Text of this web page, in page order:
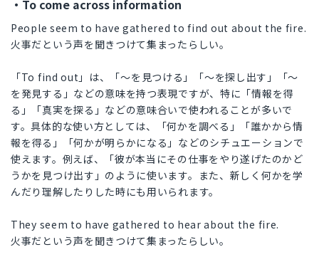
・To come across information
People seem to have gathered to find out about the fire.
火事だという声を聞きつけて集まったらしい。
「To find out」は、「〜を見つける」「〜を探し出す」「〜
を発見する」などの意味を持つ表現ですが、特に「情報を得
る」「真実を探る」などの意味合いで使われることが多いで
す。具体的な使い方としては、「何かを調べる」「誰かから情
報を得る」「何かが明らかになる」などのシチュエーションで
使えます。例えば、「彼が本当にその仕事をやり遂げたのかど
うかを見つけ出す」のように使います。また、新しく何かを学
んだり理解したりした時にも用いられます。
They seem to have gathered to hear about the fire.
火事だという声を聞きつけて集まったらしい。